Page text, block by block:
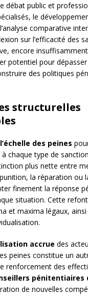
débat public et
le
comparative
sur l’efficacité des
encore
potentiel pour dépasser
des politiques
structurelles
des peines
chaque type de
plus nette entre
la réparation ou
finement la réponse
situation. Cette
et maxima légaux, ainsi
accrue des
peines constitue un
renforcement des
pénitentiaires
de nouvelles